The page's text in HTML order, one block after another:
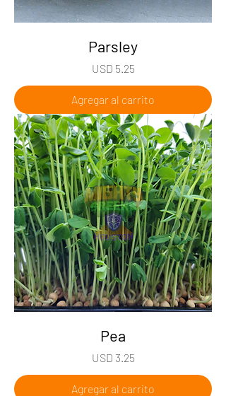
Parsley
Precio
USD 5.25
Agregar al carrito
Pea
Precio
USD 3.25
Agregar al carrito